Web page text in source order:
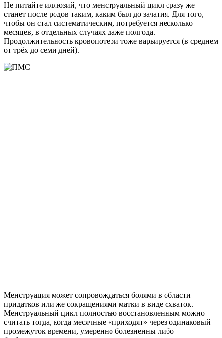
Не питайте иллюзий, что менструальный цикл сразу же
станет после родов таким, каким был до зачатия. Для того,
чтобы он стал систематическим, потребуется несколько
месяцев, в отдельных случаях даже полгода.
Продолжительность кровопотери тоже варьируется (в среднем
от трёх до семи дней).
Менструация может сопровождаться болями в области
придатков или же сокращениями матки в виде схваток.
Менструальный цикл полностью восстановленным можно
считать тогда, когда месячные «приходят» через одинаковый
промежуток времени, умеренно болезненны либо